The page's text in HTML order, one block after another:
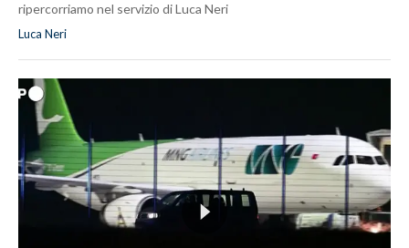
ripercorriamo nel servizio di Luca Neri
Luca Neri